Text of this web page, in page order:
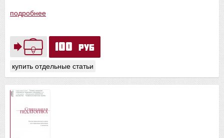
100 руб
купить отдельные статьи
подробнее